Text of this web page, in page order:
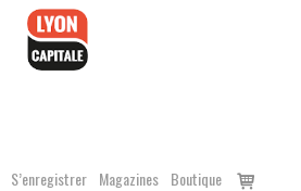
S’enregistrer Magazines Boutique
Voir